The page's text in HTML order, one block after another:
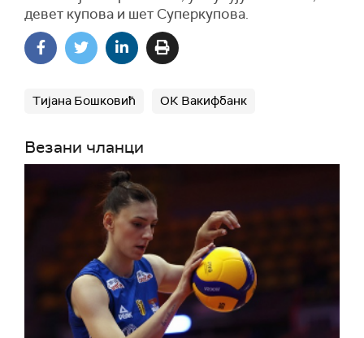
девет купова и шет Суперкупова.
Тијана Бошковић ОК Вакифбанк
Везани чланци